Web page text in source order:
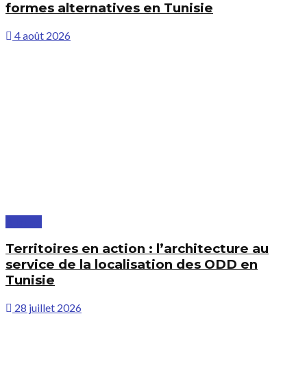
formes alternatives en Tunisie
4 août 2026
Territoires en action : l’architecture au
service de la localisation des ODD en
Tunisie
28 juillet 2026